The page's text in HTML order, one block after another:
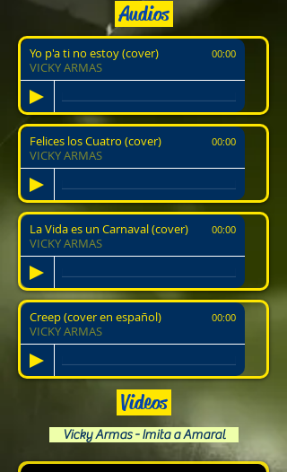
Yo p'a ti no estoy (cover)
VICKY ARMAS
00:00
Audios
La Vida es un Carnaval (cover)
VICKY ARMAS
00:00
Videos
Felices los Cuatro (cover)
VICKY ARMAS
00:00
Creep (cover en español)
VICKY ARMAS
00:00
Vicky Armas - Imita a Amaral